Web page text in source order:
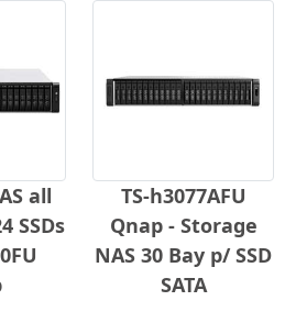
all
SSDs
TS-h3077AFU
Qnap - Storage
NAS 30 Bay p/ SSD
SATA